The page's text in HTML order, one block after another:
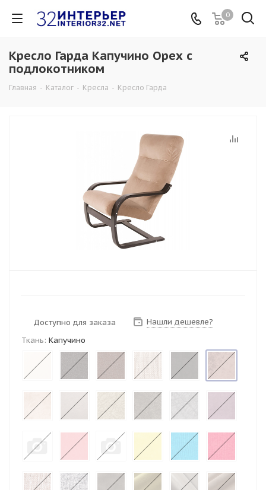
0
Кресло Гарда Капучино Орех с
подлокотником
Главная - Каталог - Кресла - Кресло Гарда
Доступно для заказа
Нашли дешевле?
Ткань: Капучино